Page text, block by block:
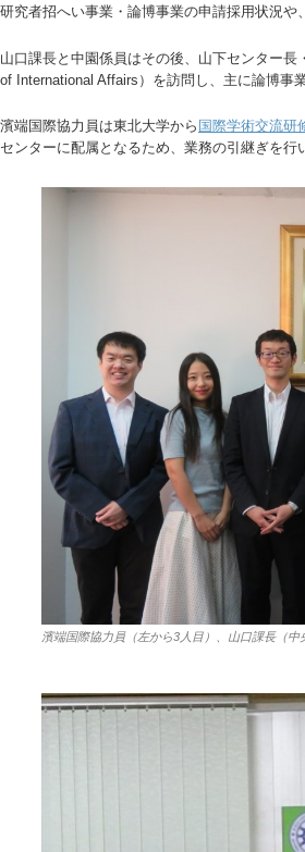
研究者招へい事業・論博事業の申請採用状況
山口課長と中園係員はその後、山下センター
of International Affairs）を訪問し、主に論博事
濱端国際協力員は東北大学から 国際学術交流研
センターに配属となるため、業務の引継ぎを行
濱端国際協力員（左から3人目）、山口課長（中